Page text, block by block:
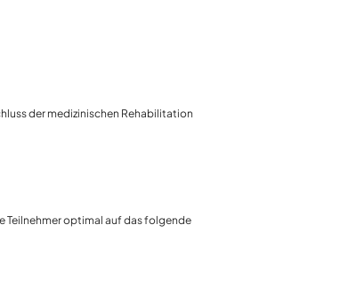
der medizinischen Rehabilitation
Teilnehmer optimal auf das folgende